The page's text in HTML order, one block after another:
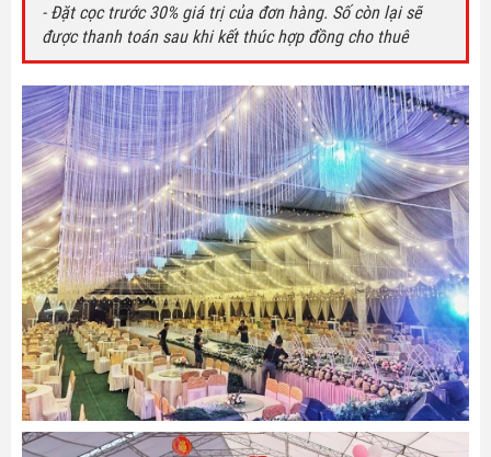
- Đặt cọc trước 30% giá trị của đơn hàng. Số còn lại sẽ
được thanh toán sau khi kết thúc hợp đồng cho thuê